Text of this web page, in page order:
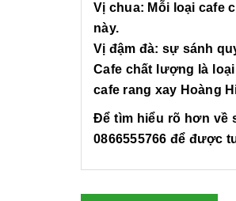
Vị chua: Mỗi loại cafe
này.
Vị đậm đà: sự sánh
Cafe chất lượng là
cafe rang xay Hoàng
Để tìm hiểu rõ hơn về
0866555766 để được